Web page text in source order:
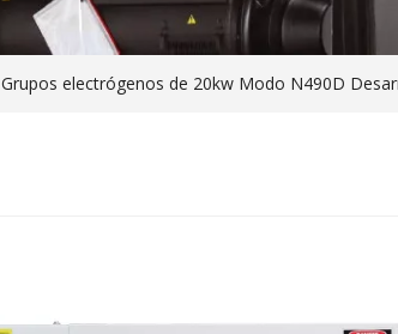
Grupos electrógenos de 20kw Modo N490D